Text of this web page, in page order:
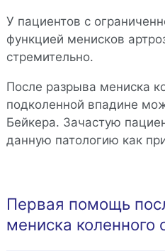
У пациентов с
функцией менисков
стремительно.
После разрыва мениска
подколенной впадине
Бейкера. Зачастую
данную патологию как
Первая помощь
мениска коленного